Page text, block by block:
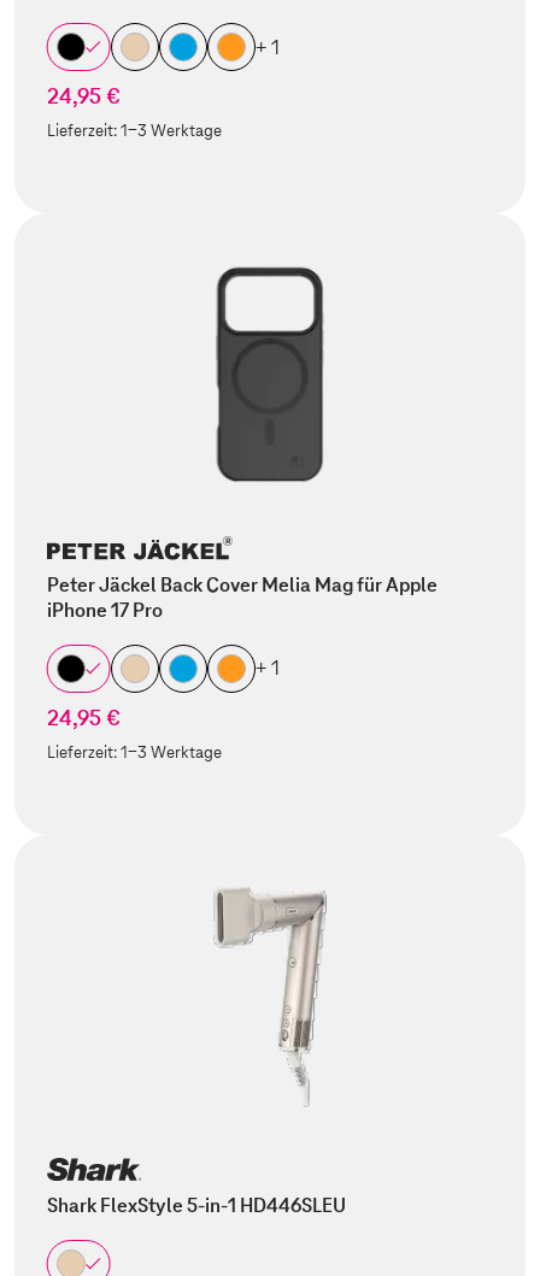
+ 1
24,95 €
Lieferzeit:1-3 Werktage
Peter Jäckel Back Cover Melia Mag für Apple
iPhone 17 Pro
+ 1
24,95 €
Lieferzeit:1-3 Werktage
Shark FlexStyle 5-in-1 HD446SLEU